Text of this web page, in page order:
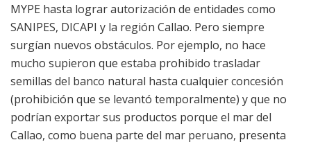
MYPE hasta lograr autorización de entidades como
SANIPES, DICAPI y la región Callao. Pero siempre
surgían nuevos obstáculos. Por ejemplo, no hace
mucho supieron que estaba prohibido trasladar
semillas del banco natural hasta cualquier concesión
(prohibición que se levantó temporalmente) y que no
podrían exportar sus productos porque el mar del
Callao, como buena parte del mar peruano, presenta